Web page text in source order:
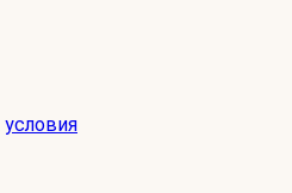
условия